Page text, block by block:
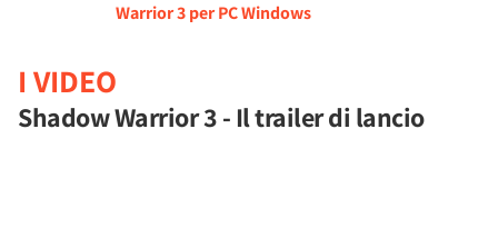
Warrior 3 per PC Windows
I VIDEO
Shadow Warrior 3 - Il trailer di lancio